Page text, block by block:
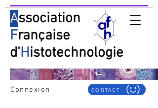
Association
Française
d'Histotechnologie
Connexion CONTACT